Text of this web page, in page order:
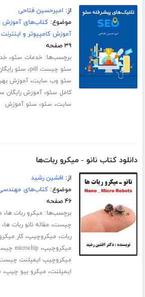
از: امیرحسین فتاحی
موضوع:کتاب‌های
آموزش کامپیوتر و اینترنت
۳۹ صفحه
برچسب‌ها: خدمات سئو،
سئو چیست pdf ، سئو
سئو وب سایت،آموزش
کامل سئو،آموزش رایگان
سایت، سئو، سئو آموزش
دانلود کتاب نانو - میکرو ربات‌ها
از: افشین رشید
موضوع:کتاب‌های
۴۶ صفحه
برچسب‌ها: میکرو ربات ها،
چیست، مقاله نانو ربات ها،
ربات، میکروچیپ،کار
میکروچیپ،microchip چیست
میکروچیپ ایمپلنت
ایمپلنت، میکرو بیو چیپ،